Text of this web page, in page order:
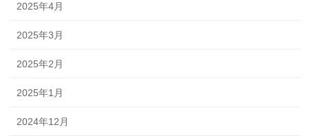
2025年4月
2025年3月
2025年2月
2025年1月
2024年12月